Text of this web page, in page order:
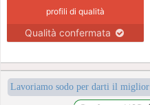
profili di qualità
Qualità confermata
Lavoriamo sodo per darti il